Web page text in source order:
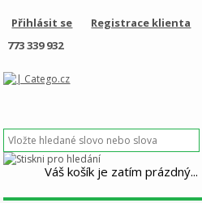
Přihlásit se
Registrace klienta
773 339 932
Váš košík je zatím prázdný...